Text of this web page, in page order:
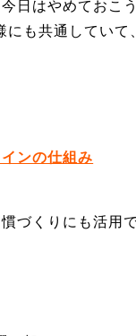
日はやめておこ
も共通していて
ンの仕組み
づくりにも活用